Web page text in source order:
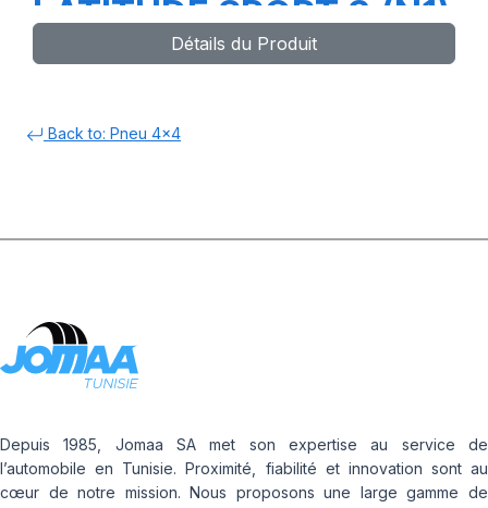
LATITUDE SPORT 3 (N1)
Détails du Produit
Back to: Pneu 4x4
Depuis 1985, Jomaa SA met son expertise au service de
l’automobile en Tunisie. Proximité, fiabilité et innovation sont au
cœur de notre mission. Nous proposons une large gamme de